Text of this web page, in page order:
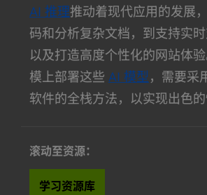
培训AI 推理推动着现代应用的发展
码和分析复杂文档，到支持实
以及打造高度个性化的网站体
模上部署这些 AI 模型，需要采
软件的全栈方法，以实现出色的
滚动至资源：
学习资源库